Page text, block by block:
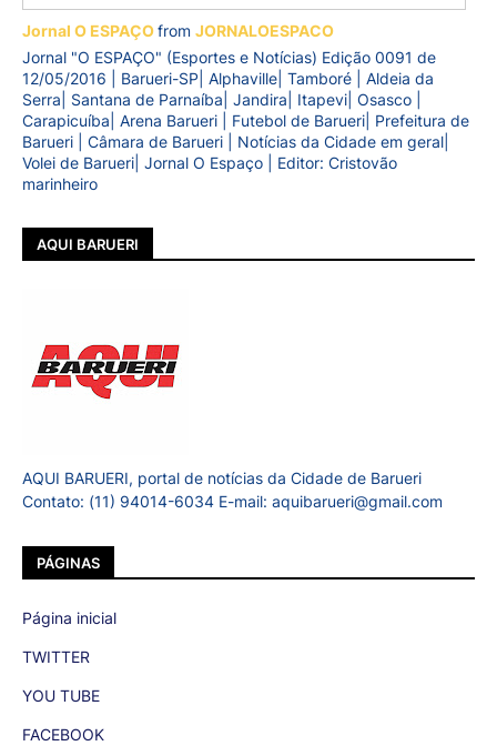
Jornal O ESPAÇOfrom JORNALOESPACO
Jornal "O ESPAÇO" (Esportes e Notícias) Edição 0091 de
12/05/2016 | Barueri-SP| Alphaville| Tamboré | Aldeia da
Serra| Santana de Parnaíba| Jandira| Itapevi| Osasco |
Carapicuíba| Arena Barueri | Futebol de Barueri| Prefeitura de
Barueri | Câmara de Barueri | Notícias da Cidade em geral|
Volei de Barueri| Jornal O Espaço | Editor: Cristovão
marinheiro
AQUI BARUERI
AQUI BARUERI, portal de notícias da Cidade de Barueri
Contato: (11) 94014-6034 E-mail: aquibarueri@gmail.com
PÁGINAS
Página inicial
TWITTER
YOU TUBE
FACEBOOK